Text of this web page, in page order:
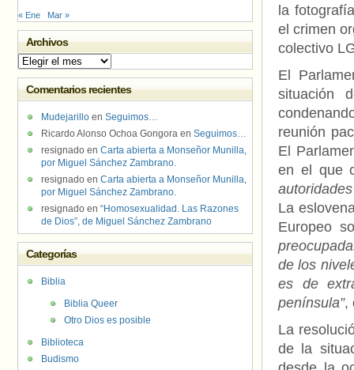
la
el crimen
colectivo
El
situación
reunión
El
en el que
La
Europeo
de los
es de
península”,
La
de la
« Ene Mar »
Archivos
Archivos
Comentarios recientes
Mudejarillo en Seguimos…
Ricardo Alonso Ochoa Gongora en Seguimos…
resignado en Carta abierta a Monseñor Munilla,
por Miguel Sánchez Zambrano.
resignado en Carta abierta a Monseñor Munilla,
por Miguel Sánchez Zambrano.
resignado en “Homosexualidad. Las Razones
de Dios”, de Miguel Sánchez Zambrano
Categorías
Biblia
Biblia Queer
Otro Dios es posible
Biblioteca
Budismo